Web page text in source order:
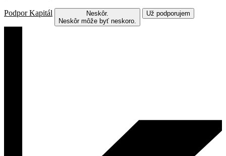
Podpor Kapitál
Neskôr.
Neskôr môže byť neskoro.
Už podporujem